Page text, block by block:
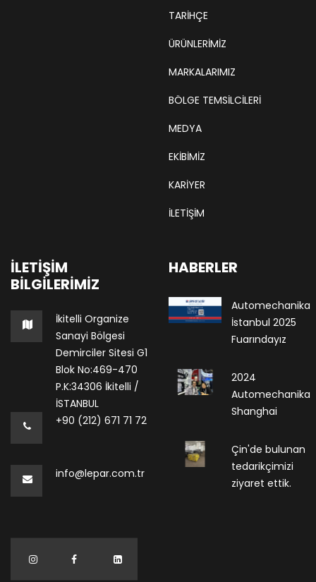
TARIHÇE
ÜRÜNLERİMİZ
MARKALARIMIZ
BÖLGE TEMSILCILERI
MEDYA
EKIBIMIZ
KARIYER
İLETİŞİM
İLETIŞIM
BILGILERIMIZ
İkitelli Organize
Sanayi Bölgesi
Demirciler Sitesi G1
Blok No:469-470
P.K:34306 İkitelli /
İSTANBUL
+90 (212) 671 71 72
info@lepar.com.tr
HABERLER
Automechanika
İstanbul 2025
Fuarındayız
2024
Automechanika
Shanghai
Çin'de bulunan
tedarikçimizi
ziyaret ettik.